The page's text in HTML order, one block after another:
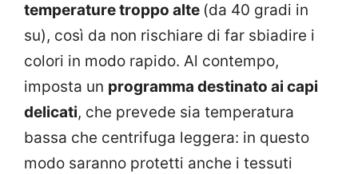
temperature troppo alte (da 40 gradi in
su), così da non rischiare di far sbiadire i
colori in modo rapido. Al contempo,
imposta un programma destinato ai capi
delicati, che prevede sia temperatura
bassa che centrifuga leggera: in questo
modo saranno protetti anche i tessuti